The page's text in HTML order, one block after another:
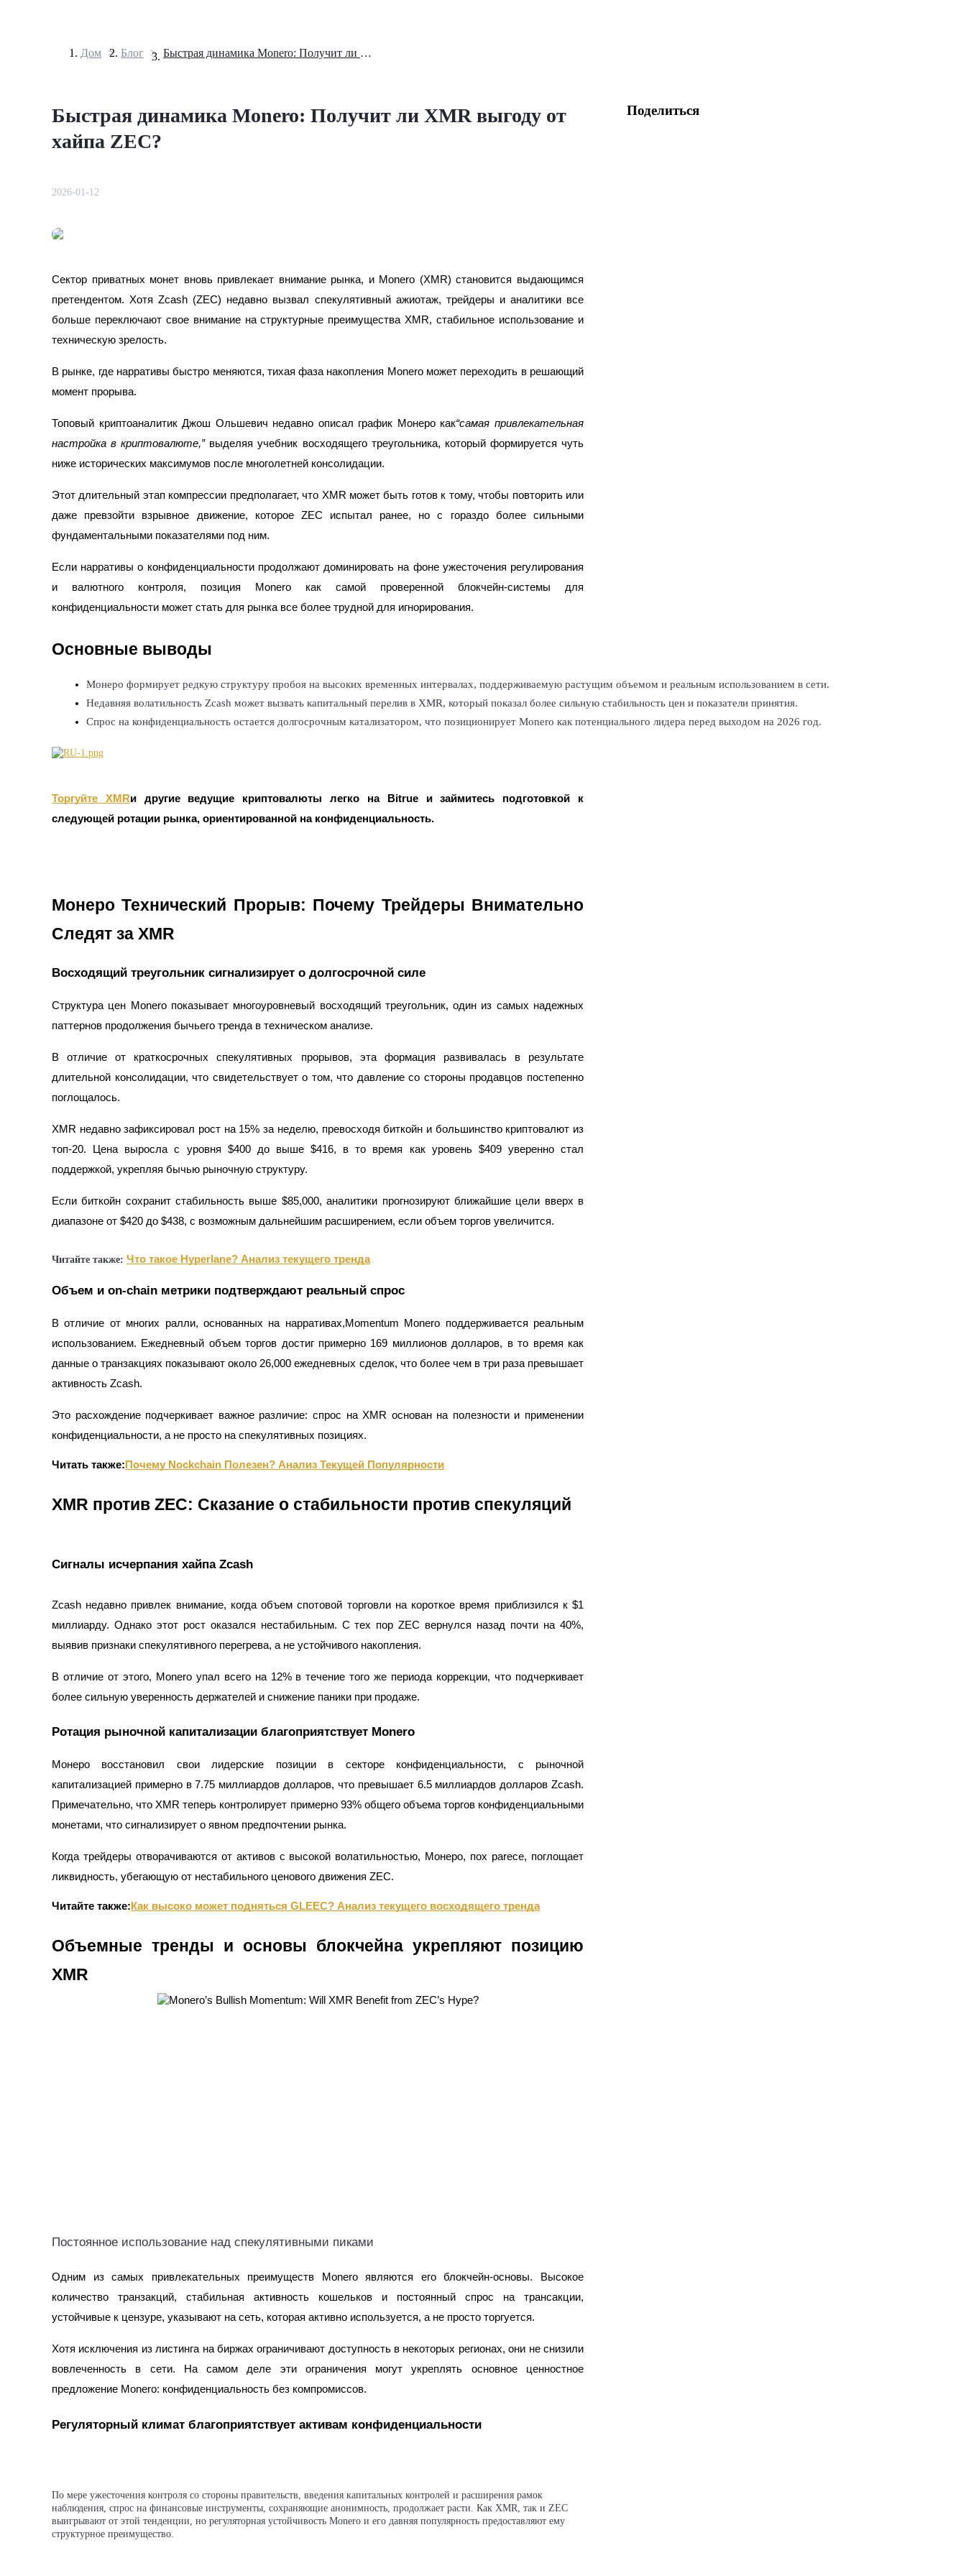
Фьючерсы с использованием USDT в качестве обеспечения
Фьючерсы на COIN-M
TradFi
Деривативы на акции, форекс, драгоценные металлы и сырьевые товары
Фьючерсы с использованием USDC в качестве обеспечения
Копирование торговли
Станьте копи-трейдером
Наслаждайтесь распределением прибыли и комиссиями за копи-трейдинг
Информация
Анализ больших данных, включая торговую информацию и т. д.
Руководство для начинающих по фьючерсам
Узнайте, как оставаться прибыльным
Силовая свинья
Получайте конкурентные награды ежедневно
Высокая прибыль и мгновенный доступ
Блокировки BTR
Эксклюзивные инвестиции для владельцев BTR
Сервис заимствований, обеспеченных криптовалютой
Дом > Блог > Быстрая динамика Monero: Получит ли XMR выгоду от хайпа ZEC?
Быстрая динамика Monero: Получит ли XMR выгоду от
хайпа ZEC?
2026-01-12
Сектор приватных монет вновь привлекает внимание рынка, и Monero (XMR) становится выдающимся
претендентом. Хотя Zcash (ZEC) недавно вызвал спекулятивный ажиотаж, трейдеры и аналитики все
больше переключают свое внимание на структурные преимущества XMR, стабильное использование и
техническую зрелость.
В рынке, где нарративы быстро меняются, тихая фаза накопления Monero может переходить в решающий
момент прорыва.
Топовый криптоаналитик Джош Ольшевич недавно описал график Монеро как“самая привлекательная
настройка в криптовалюте,”выделяя учебник восходящего треугольника, который формируется чуть
ниже исторических максимумов после многолетней консолидации.
Этот длительный этап компрессии предполагает, что XMR может быть готов к тому, чтобы повторить или
даже превзойти взрывное движение, которое ZEC испытал ранее, но с гораздо более сильными
фундаментальными показателями под ним.
Если нарративы о конфиденциальности продолжают доминировать на фоне ужесточения регулирования
и валютного контроля, позиция Monero как самой проверенной блокчейн-системы для
конфиденциальности может стать для рынка все более трудной для игнорирования.
Основные выводы
Монеро формирует редкую структуру пробоя на высоких временных интервалах, поддерживаемую растущим объемом и реальным использованием в сети.
Недавняя волатильность Zcash может вызвать капитальный перелив в XMR, который показал более сильную стабильность цен и показатели принятия.
Спрос на конфиденциальность остается долгосрочным катализатором, что позиционирует Monero как потенциального лидера перед выходом на 2026 год.
Торгуйте XMRи другие ведущие криптовалюты легко на Bitrue и займитесь подготовкой к
следующей ротации рынка, ориентированной на конфиденциальность.
Монеро Технический Прорыв: Почему Трейдеры Внимательно
Следят за XMR
Восходящий треугольник сигнализирует о долгосрочной силе
Структура цен Monero показывает многоуровневый восходящий треугольник, один из самых надежных
паттернов продолжения бычьего тренда в техническом анализе.
В отличие от краткосрочных спекулятивных прорывов, эта формация развивалась в результате
длительной консолидации, что свидетельствует о том, что давление со стороны продавцов постепенно
поглощалось.
XMR недавно зафиксировал рост на 15% за неделю, превосходя биткойн и большинство криптовалют из
топ-20. Цена выросла с уровня $400 до выше $416, в то время как уровень $409 уверенно стал
поддержкой, укрепляя бычью рыночную структуру.
Если биткойн сохранит стабильность выше $85,000, аналитики прогнозируют ближайшие цели вверх в
диапазоне от $420 до $438, с возможным дальнейшим расширением, если объем торгов увеличится.
Читайте также: Что такое Hyperlane? Анализ текущего тренда
Объем и on-chain метрики подтверждают реальный спрос
В отличие от многих ралли, основанных на нарративах,Momentum Monero поддерживается реальным
использованием. Ежедневный объем торгов достиг примерно 169 миллионов долларов, в то время как
данные о транзакциях показывают около 26,000 ежедневных сделок, что более чем в три раза превышает
активность Zcash.
Это расхождение подчеркивает важное различие: спрос на XMR основан на полезности и применении
конфиденциальности, а не просто на спекулятивных позициях.
Читать также: Почему Nockchain Полезен? Анализ Текущей Популярности
XMR против ZEC: Сказание о стабильности против спекуляций
Сигналы исчерпания хайпа Zcash
Zcash недавно привлек внимание, когда объем спотовой торговли на короткое время приблизился к $1
миллиарду. Однако этот рост оказался нестабильным. С тех пор ZEC вернулся назад почти на 40%,
выявив признаки спекулятивного перегрева, а не устойчивого накопления.
В отличие от этого, Monero упал всего на 12% в течение того же периода коррекции, что подчеркивает
более сильную уверенность держателей и снижение паники при продаже.
Ротация рыночной капитализации благоприятствует Monero
Монеро восстановил свои лидерские позиции в секторе конфиденциальности, с рыночной
капитализацией примерно в 7.75 миллиардов долларов, что превышает 6.5 миллиардов долларов Zcash.
Примечательно, что XMR теперь контролирует примерно 93% общего объема торгов конфиденциальными
монетами, что сигнализирует о явном предпочтении рынка.
Когда трейдеры отворачиваются от активов с высокой волатильностью, Монеро, пох parece, поглощает
ликвидность, убегающую от нестабильного ценового движения ZEC.
Читайте также: Как высоко может подняться GLEEC? Анализ текущего восходящего тренда
Объемные тренды и основы блокчейна укрепляют позицию
XMR
Постоянное использование над спекулятивными пиками
Одним из самых привлекательных преимуществ Monero являются его блокчейн-основы. Высокое
количество транзакций, стабильная активность кошельков и постоянный спрос на трансакции,
устойчивые к цензуре, указывают на сеть, которая активно используется, а не просто торгуется.
Хотя исключения из листинга на биржах ограничивают доступность в некоторых регионах, они не снизили
вовлеченность в сети. На самом деле эти ограничения могут укреплять основное ценностное
предложение Monero: конфиденциальность без компромиссов.
Регуляторный климат благоприятствует активам конфиденциальности
По мере ужесточения контроля со стороны правительств, введения капитальных контролей и расширения рамок
наблюдения, спрос на финансовые инструменты, сохраняющие анонимность, продолжает расти. Как XMR, так и ZEC
выигрывают от этой тенденции, но регуляторная устойчивость Monero и его давняя популярность предоставляют ему
структурное преимущество.
Поделиться